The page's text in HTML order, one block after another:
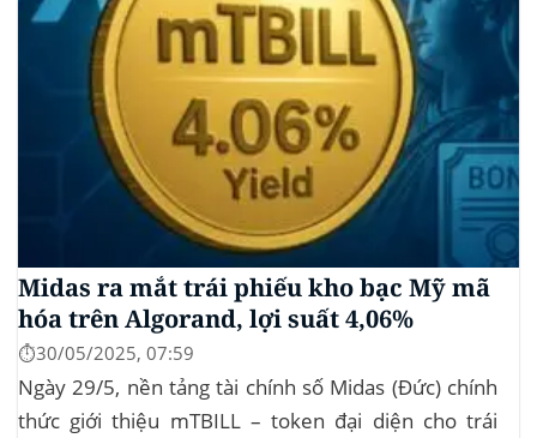
Midas ra mắt trái phiếu kho bạc Mỹ mã
hóa trên Algorand, lợi suất 4,06%
⏱️30/05/2025, 07:59
Ngày 29/5, nền tảng tài chính số Midas (Đức) chính
thức giới thiệu mTBILL – token đại diện cho trái